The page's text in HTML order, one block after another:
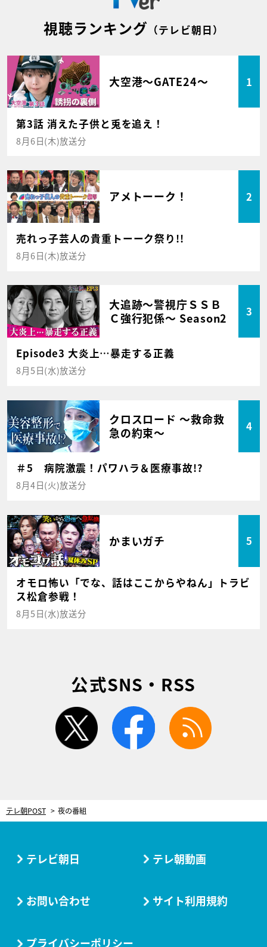
視聴ランキング （テレビ朝日）
大空港～GATE24～ 1
第3話 消えた子供と兎を追え！
8月6日(木)放送分
アメトーーク！ 2
売れっ子芸人の貴重トーーク祭り!!
8月6日(木)放送分
大追跡～警視庁ＳＳＢ
Ｃ強行犯係～ Season2
3
Episode3 大炎上…暴走する正義
8月5日(水)放送分
クロスロード ～救命救
急の約束～
4
＃5 病院激震！パワハラ＆医療事故!?
8月4日(火)放送分
かまいガチ 5
オモロ怖い「でな、話はここからやねん」トラビ
ス松倉参戦！
8月5日(水)放送分
公式SNS・RSS
twitter facebook
テレ朝POST 夜の番組
テレビ朝日 テレ朝動画
お問い合わせ サイト利用規約
プライバシーポリシー